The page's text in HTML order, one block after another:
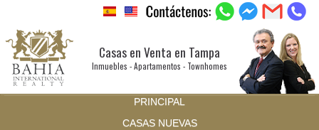
Casas en Venta en Tampa
Inmuebles - Apartamentos - Townhomes
PRINCIPAL
CASAS NUEVAS